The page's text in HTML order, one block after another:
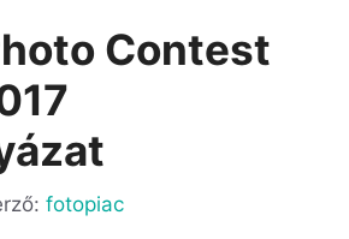
Contest
fotopiac